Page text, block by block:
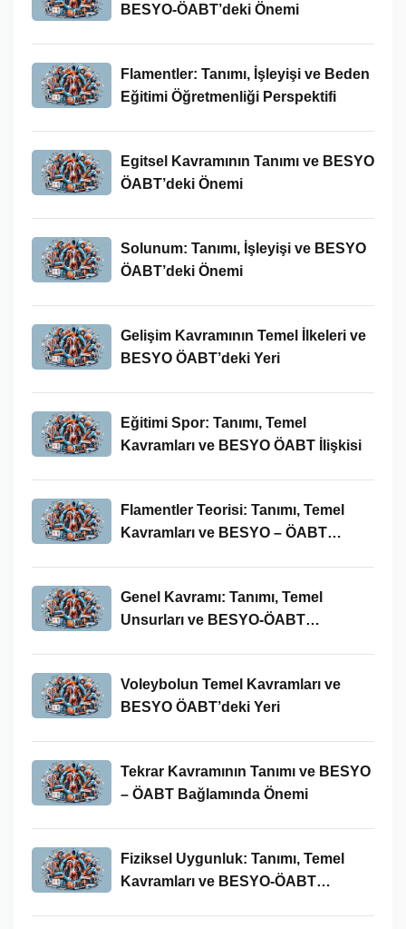
BESYO-ÖABT’deki Önemi
Flamentler: Tanımı, İşleyişi ve Beden
Eğitimi Öğretmenliği Perspektifi
Egitsel Kavramının Tanımı ve BESYO
ÖABT’deki Önemi
Solunum: Tanımı, İşleyişi ve BESYO
ÖABT’deki Önemi
Gelişim Kavramının Temel İlkeleri ve
BESYO ÖABT’deki Yeri
Eğitimi Spor: Tanımı, Temel
Kavramları ve BESYO ÖABT İlişkisi
Flamentler Teorisi: Tanımı, Temel
Kavramları ve BESYO – ÖABT
Genel Kavramı: Tanımı, Temel
Unsurları ve BESYO-ÖABT
Voleybolun Temel Kavramları ve
BESYO ÖABT’deki Yeri
Tekrar Kavramının Tanımı ve BESYO
– ÖABT Bağlamında Önemi
Fiziksel Uygunluk: Tanımı, Temel
Kavramları ve BESYO-ÖABT